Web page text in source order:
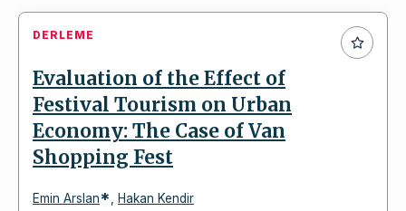
DERLEME
Evaluation of the Effect of
Festival Tourism on Urban
Economy: The Case of Van
Shopping Fest
Emin Arslan* Hakan Kendir